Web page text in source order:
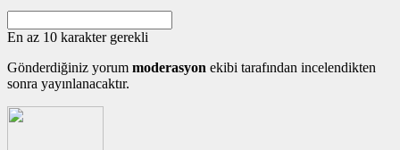
En az 10 karakter gerekli
Gönderdiğiniz yorum moderasyon ekibi tarafından incelendikten
sonra yayınlanacaktır.